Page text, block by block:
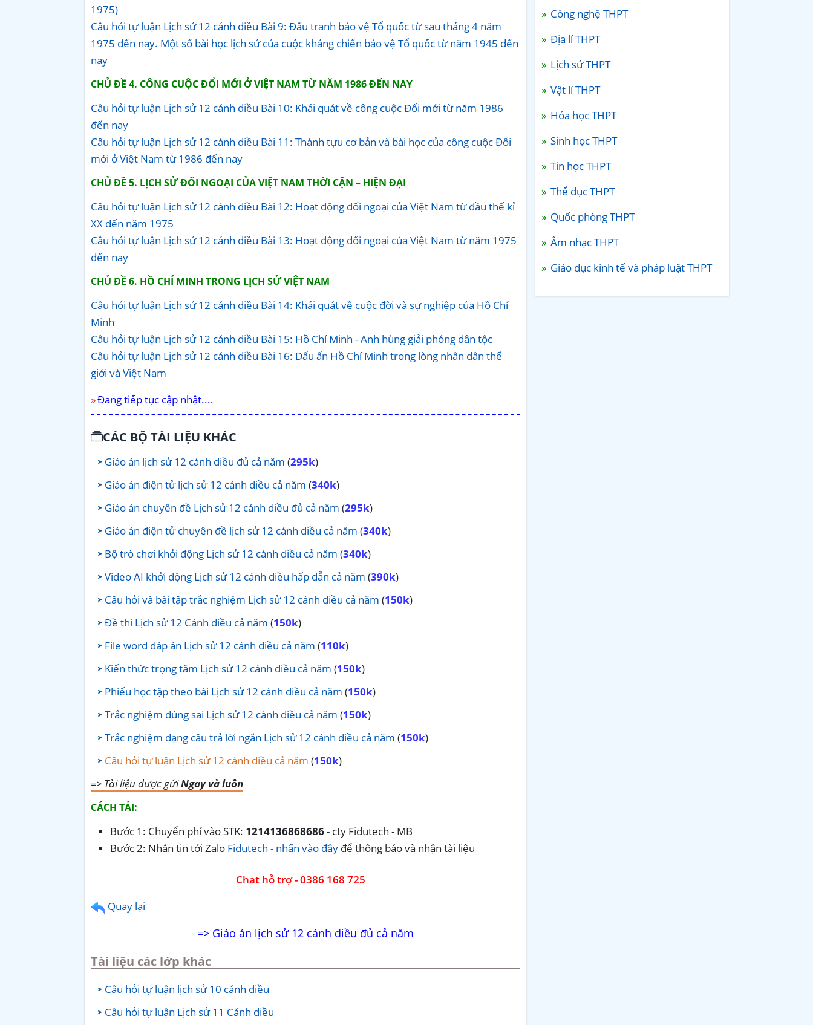
1975)
Câu hỏi tự luận Lịch sử 12 cánh diều Bài 9: Đấu tranh bảo vệ Tổ quốc từ sau tháng 4 năm
1975 đến nay. Một số bài học lịch sử của cuộc kháng chiến bảo vệ Tổ quốc từ năm 1945 đến
nay
CHỦ ĐỀ 4. CÔNG CUỘC ĐỔI MỚI Ở VIỆT NAM TỪ NĂM 1986 ĐẾN NAY
Câu hỏi tự luận Lịch sử 12 cánh diều Bài 10: Khái quát về công cuộc Đổi mới từ năm 1986
đến nay
Câu hỏi tự luận Lịch sử 12 cánh diều Bài 11: Thành tựu cơ bản và bài học của công cuộc Đổi
mới ở Việt Nam từ 1986 đến nay
CHỦ ĐỀ 5. LỊCH SỬ ĐỐI NGOẠI CỦA VIỆT NAM THỜI CẬN – HIỆN ĐẠI
Câu hỏi tự luận Lịch sử 12 cánh diều Bài 12: Hoạt động đối ngoại của Việt Nam từ đầu thế kỉ
XX đến năm 1975
Câu hỏi tự luận Lịch sử 12 cánh diều Bài 13: Hoạt động đối ngoại của Việt Nam từ năm 1975
đến nay
CHỦ ĐỀ 6. HỒ CHÍ MINH TRONG LỊCH SỬ VIỆT NAM
Câu hỏi tự luận Lịch sử 12 cánh diều Bài 14: Khái quát về cuộc đời và sự nghiệp của Hồ Chí
Minh
Câu hỏi tự luận Lịch sử 12 cánh diều Bài 15: Hồ Chí Minh - Anh hùng giải phóng dân tộc
Câu hỏi tự luận Lịch sử 12 cánh diều Bài 16: Dấu ấn Hồ Chí Minh trong lòng nhân dân thế
giới và Việt Nam
Đang tiếp tục cập nhật....
CÁC BỘ TÀI LIỆU KHÁC
Giáo án lịch sử 12 cánh diều đủ cả năm (295k)
Giáo án điện tử lịch sử 12 cánh diều cả năm (340k)
Giáo án chuyên đề Lịch sử 12 cánh diều đủ cả năm (295k)
Giáo án điện tử chuyên đề lịch sử 12 cánh diều cả năm (340k)
Bộ trò chơi khởi động Lịch sử 12 cánh diều cả năm (340k)
Video AI khởi động Lịch sử 12 cánh diều hấp dẫn cả năm (390k)
Câu hỏi và bài tập trắc nghiệm Lịch sử 12 cánh diều cả năm (150k)
Đề thi Lịch sử 12 Cánh diều cả năm (150k)
File word đáp án Lịch sử 12 cánh diều cả năm (110k)
Kiến thức trọng tâm Lịch sử 12 cánh diều cả năm (150k)
Phiếu học tập theo bài Lịch sử 12 cánh diều cả năm (150k)
Trắc nghiệm đúng sai Lịch sử 12 cánh diều cả năm (150k)
Trắc nghiệm dạng câu trả lời ngắn Lịch sử 12 cánh diều cả năm (150k)
Câu hỏi tự luận Lịch sử 12 cánh diều cả năm (150k)
=> Tài liệu được gửiNgay và luôn
CÁCH TẢI:
Bước 1: Chuyển phí vào STK: 1214136868686- cty Fidutech - MB
Bước 2: Nhắn tin tới Zalo Fidutech - nhấn vào đâyđể thông báo và nhận tài liệu
Chat hỗ trợ - 0386 168 725
Quay lại
=> Giáo án lịch sử 12 cánh diều đủ cả năm
Tài liệu các lớp khác
Câu hỏi tự luận lịch sử 10 cánh diều
Câu hỏi tự luận Lịch sử 11 Cánh diều
Công nghệ THPT
Địa lí THPT
Lịch sử THPT
Vật lí THPT
Hóa học THPT
Sinh học THPT
Tin học THPT
Thể dục THPT
Quốc phòng THPT
Âm nhạc THPT
Giáo dục kinh tế và pháp luật THPT